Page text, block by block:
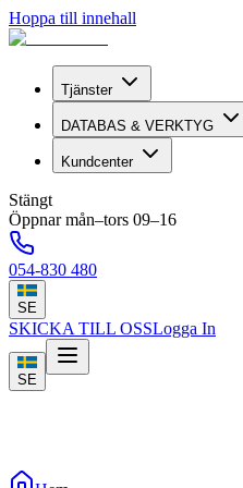
Hoppa till innehall
Tjänster
DATABAS & VERKTYG
Kundcenter
Stängt
Öppnar mån–tors 09–16
054-830 480
SE
SKICKA TILL OSSLogga In
SE